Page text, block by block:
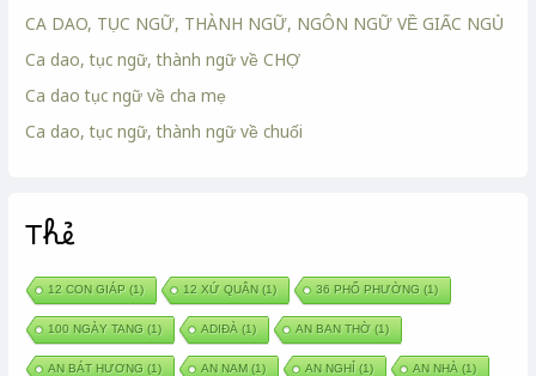
CA DAO, TỤC NGỮ, THÀNH NGỮ, NGÔN NGỮ VỀ GIẤC NGỦ
Ca dao, tục ngữ, thành ngữ về CHỢ
Ca dao tục ngữ về cha mẹ
Ca dao, tục ngữ, thành ngữ về chuối
Thẻ
12 CON GIÁP (1) 12 XỨ QUÂN (1) 36 PHỐ PHƯỜNG (1)
100 NGÀY TANG (1) ADIĐÀ (1) AN BAN THỜ(1)
AN BÁT HƯƠNG (1) AN NAM(1) AN NGHỈ (1) AN NHÀ (1)